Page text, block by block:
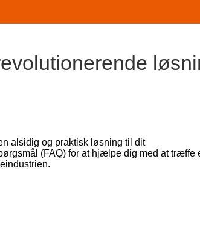
alsidig og praktisk løsning til dit
(FAQ) for at hjælpe dig med at træffe